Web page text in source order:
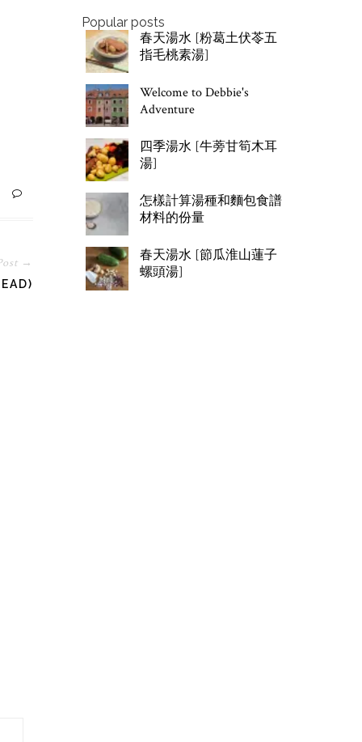
→
Popular posts
春天湯水 [粉葛土伏苓五
指毛桃素湯]
Welcome to Debbie's
Adventure
四季湯水 [牛蒡甘筍木耳
湯]
怎樣計算湯種和麵包食譜
材料的份量
春天湯水 [節瓜淮山蓮子
螺頭湯]